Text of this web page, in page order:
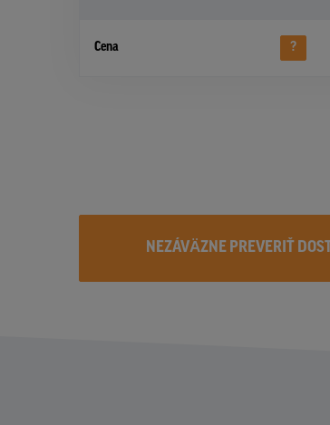
Cena ?
NEZÁVÄZNE PREVERIŤ